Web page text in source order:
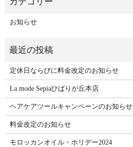
お知らせ
定休日ならびに料金改定のお知らせ
La mode Sepiaひばりが丘本店
ヘアケアツールキャンペーンのお知らせ
料金改定のお知らせ
モロッカンオイル・ホリデー2024